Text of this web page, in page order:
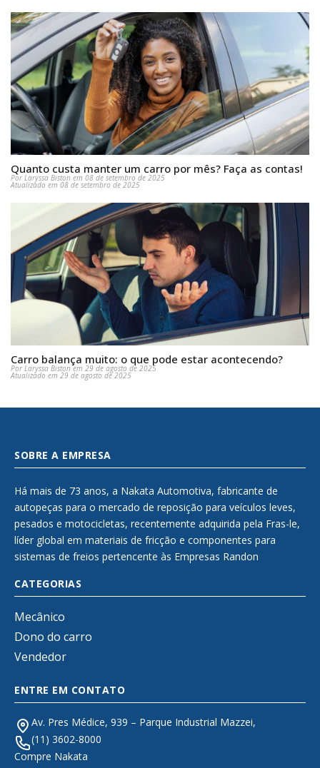
Quanto custa manter um carro por mês? Faça as contas!
Por Laryssa Biston em 08 de setembro de 2025
Atualizado em 08 de setembro de 2025
Carro balança muito: o que pode estar acontecendo?
Por Laryssa Biston em 29 de agosto de 2025
Atualizado em 29 de agosto de 2025
SOBRE A EMPRESA
Há mais de 73 anos, a Nakata Automotiva, fabricante de
autopeças para o mercado de reposição para veículos leves,
pesados e motocicletas, recentemente adquirida pela Fras-le,
líder global em materiais de fricção e componentes para
sistemas de freios pertencente às Empresas Randon
CATEGORIAS
Mecânico
Dono do carro
Vendedor
ENTRE EM CONTATO
Av. Pres Médice, 939 – Parque Industrial Mazzei,
(11) 3602-8000
Compre Nakata